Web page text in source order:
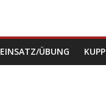
EINSATZ/ÜBUNG